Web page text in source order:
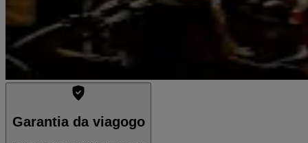
Garantia da viagogo